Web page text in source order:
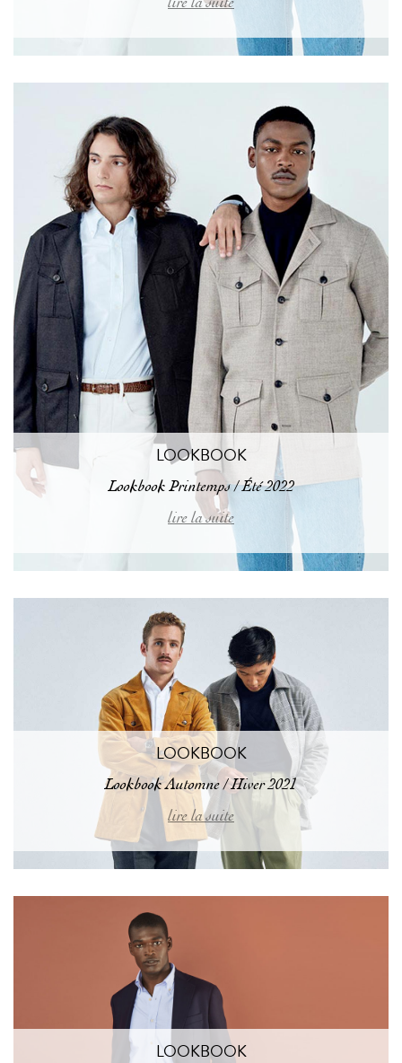
LOOKBOOK
Lookbook Printemps / Été 2022
lire la suite
LOOKBOOK
Lookbook Automne / Hiver 2021
lire la suite
LOOKBOOK